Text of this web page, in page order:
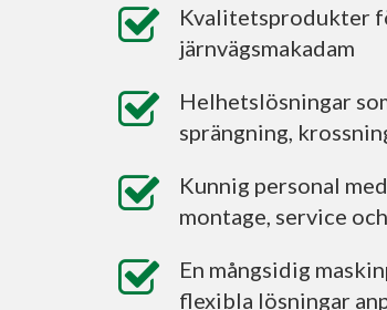
Kvalitetsprodukter
järnvägsmakadam
Helhetslösningar
sprängning,
Kunnig personal
montage, service
En mångsidig
flexibla lösningar